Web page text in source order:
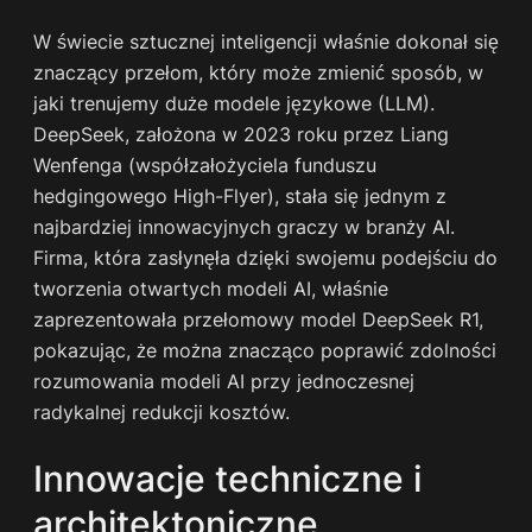
W świecie sztucznej inteligencji właśnie dokonał się
znaczący przełom, który może zmienić sposób, w
jaki trenujemy duże modele językowe (LLM).
DeepSeek, założona w 2023 roku przez Liang
Wenfenga (współzałożyciela funduszu
hedgingowego High-Flyer), stała się jednym z
najbardziej innowacyjnych graczy w branży AI.
Firma, która zasłynęła dzięki swojemu podejściu do
tworzenia otwartych modeli AI, właśnie
zaprezentowała przełomowy model DeepSeek R1,
pokazując, że można znacząco poprawić zdolności
rozumowania modeli AI przy jednoczesnej
radykalnej redukcji kosztów.
Innowacje techniczne i